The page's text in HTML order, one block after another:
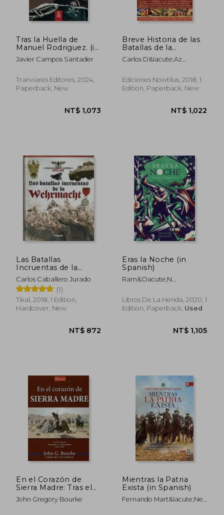
NT$ 1,472
Tras la Huella de
Manuel Rodriguez. (in
Spanish)
Javier Campos Santader
Tranviares Editores, 2024,
Paperback, New
Breve Historia de las
Batallas de la
Antigüedad: Egipto,
Grecia y Roma (in
Carlos D&Iacute;Az
Ediciones Nowtilus, 2018, 1
Edition, Paperback, New
Las Batallas
Incruentas de la
Wehrmacht (in
Spanish)
Carlos Caballero Jurado
(1)
Tikal, 2018, 1 Edition,
Hardcover, New
Eras la Noche (in
Spanish)
Ram&Oacute;N
Libros De La Herida, 2020, 1
Edition, Paperback, Used
En el Corazón de
Sierra Madre: Tras el
Rastro de Gerónimo y
los Chiricahuas (1883-
John Gregory Bourke
Mientras la Patria
Exista (in Spanish)
Fernando Mart&Iacute;Nez